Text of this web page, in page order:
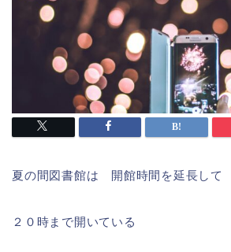
夏の間図書館は 開館時間を延長して
２０時まで開いている